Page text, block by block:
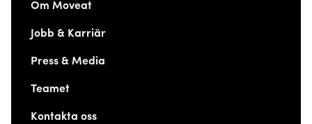
Om Moveat
Jobb & Karriär
Press & Media
Teamet
Kontakta oss